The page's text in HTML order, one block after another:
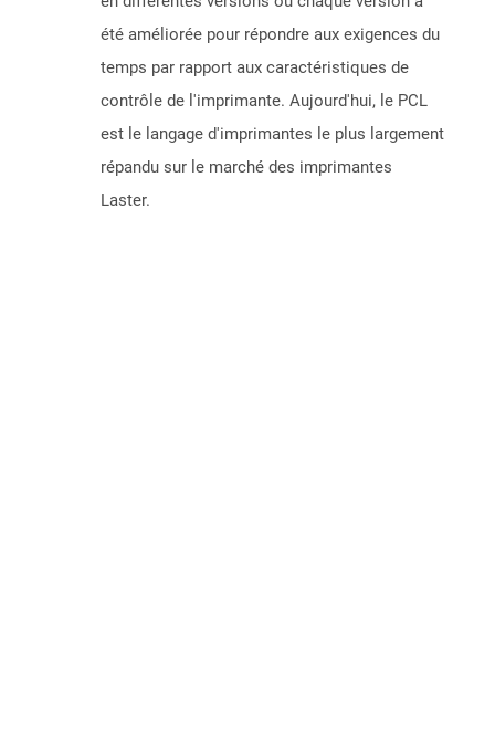
été améliorée pour répondre aux exigences du
temps par rapport aux caractéristiques de
contrôle de l'imprimante. Aujourd'hui, le PCL
est le langage d'imprimantes le plus largement
répandu sur le marché des imprimantes
Laster.